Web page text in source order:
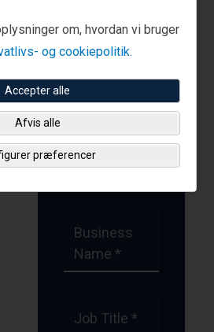
US Equity
Strategies
Last Name *
Business
Name *
Job Title *
om, hvordan vi bruger
og cookiepolitik.
Accepter alle
Afvis alle
præferencer